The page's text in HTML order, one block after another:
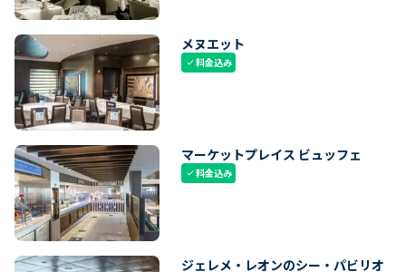
メヌエット
check料金込み
マーケットプレイス ビュッフェ
check料金込み
ジェレメ・レオンのシー・パビリオ